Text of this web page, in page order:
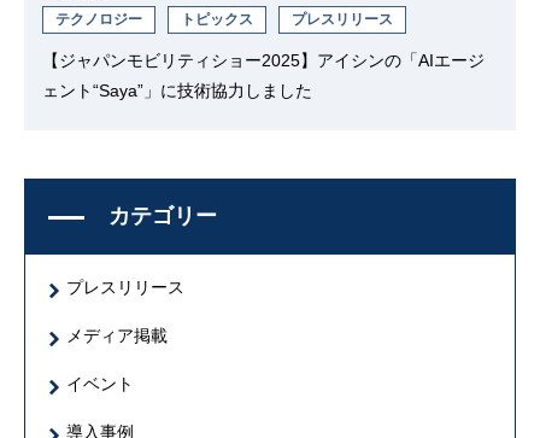
テクノロジー トピックス プレスリリース
【ジャパンモビリティショー2025】アイシンの「AIエージ
ェント“Saya”」に技術協力しました
カテゴリー
プレスリリース
メディア掲載
イベント
導入事例